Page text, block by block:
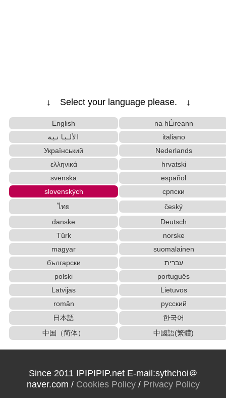
↓ Select your language please. ↓
English
na hÉireann
الألبانية
italiano
Український
Nederlands
ελληνικά
hrvatski
svenska
español
slovenských
српски
ไทย
český
danske
Deutsch
Türk
norske
magyar
suomalainen
български
עברית
polski
português
Latvijas
Lietuvos
român
русский
日本語
한국어
中国（简体）
中國語(繁體)
Since 2011 IPIPIPIP.net E-mail:sythchoi＠
naver.com / Cookies Policy/ Privacy Policy